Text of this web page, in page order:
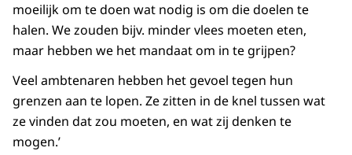
moeilijk om te doen wat nodig is om die doelen te
halen. We zouden bijv. minder vlees moeten eten,
maar hebben we het mandaat om in te grijpen?
Veel ambtenaren hebben het gevoel tegen hun
grenzen aan te lopen. Ze zitten in de knel tussen wat
ze vinden dat zou moeten, en wat zij denken te
mogen.’